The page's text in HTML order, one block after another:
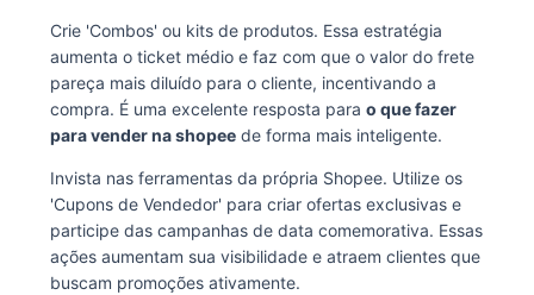
Crie 'Combos' ou kits de produtos. Essa estratégia
aumenta o ticket médio e faz com que o valor do frete
pareça mais diluído para o cliente, incentivando a
compra. É uma excelente resposta para o que fazer
para vender na shopeede forma mais inteligente.
Invista nas ferramentas da própria Shopee. Utilize os
'Cupons de Vendedor' para criar ofertas exclusivas e
participe das campanhas de data comemorativa. Essas
ações aumentam sua visibilidade e atraem clientes que
buscam promoções ativamente.